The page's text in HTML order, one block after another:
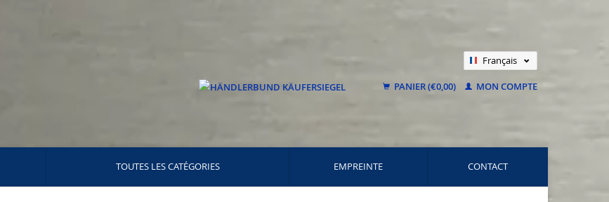
Français
Deutsch
PANIER (€0,00) MON COMPTE
TOUTES LES CATÉGORIES EMPREINTE CONTACT